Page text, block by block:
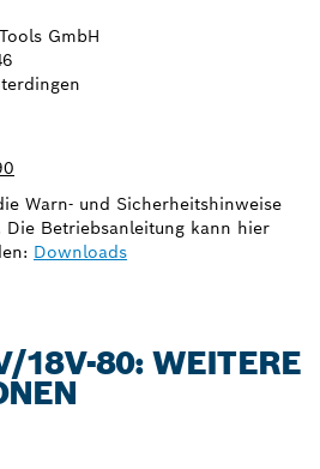
GmbH
Warn- und Sicherheitshinweise
Betriebsanleitung kann hier
Downloads
18V-80: WEITERE